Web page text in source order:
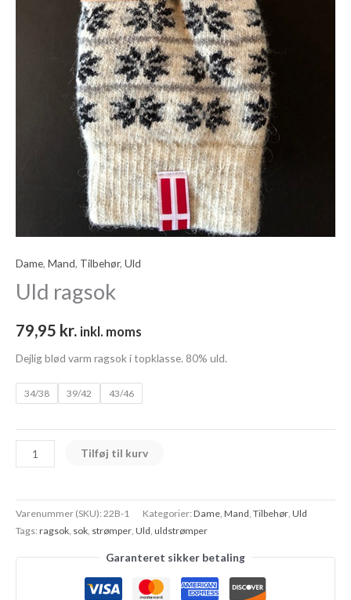
Dame, Mand, Tilbehør, Uld
Uld ragsok
79,95 kr. inkl. moms
Dejlig blød varm ragsok i topklasse. 80% uld.
34/38 39/42 43/46
Tilføj til kurv
Varenummer (SKU):22B-1 Kategorier:Dame, Mand, Tilbehør, Uld
Tags:ragsok, sok, strømper, Uld, uldstrømper
Garanteret sikker betaling